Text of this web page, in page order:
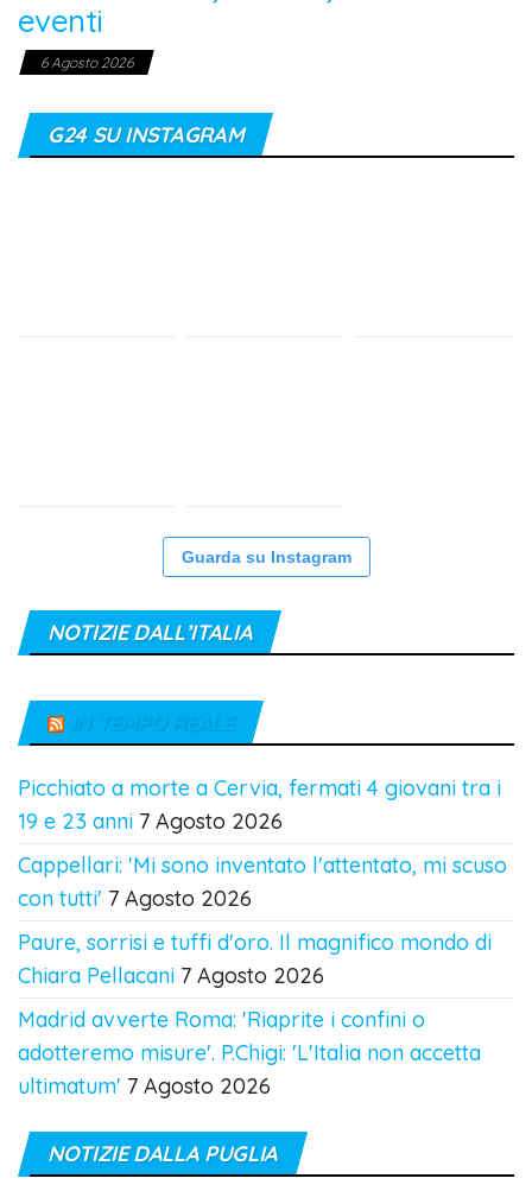
eventi
6 Agosto 2026
G24 SU INSTAGRAM
Guarda su Instagram
NOTIZIE DALL’ITALIA
IN TEMPO REALE
Picchiato a morte a Cervia, fermati 4 giovani tra i
19 e 23 anni 7 Agosto 2026
Cappellari: 'Mi sono inventato l'attentato, mi scuso
con tutti' 7 Agosto 2026
Paure, sorrisi e tuffi d'oro. Il magnifico mondo di
Chiara Pellacani 7 Agosto 2026
Madrid avverte Roma: 'Riaprite i confini o
adotteremo misure'. P.Chigi: 'L'Italia non accetta
ultimatum' 7 Agosto 2026
NOTIZIE DALLA PUGLIA